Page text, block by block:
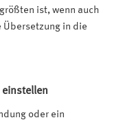
ist, wenn auch
in die
einstellen
oder ein